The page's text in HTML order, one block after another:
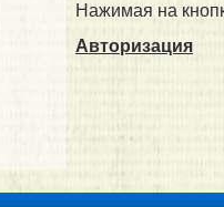
Нажимая на
Авторизация